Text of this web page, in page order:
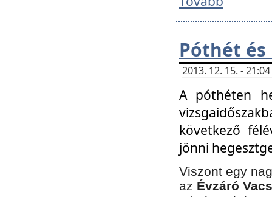
Póthét és
2013. 12. 15. -
A póthéten
következő
jönni
Viszont egy
az Évzáró